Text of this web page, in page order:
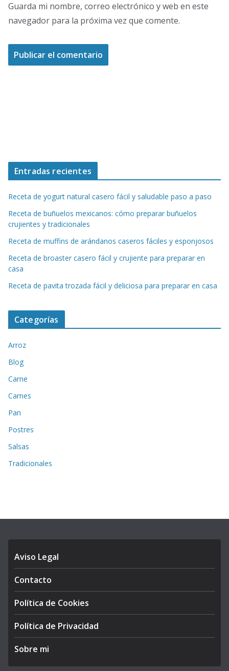
Guarda mi nombre, correo electrónico y web en este
navegador para la próxima vez que comente.
Entradas recientes
Receta de yogurt natural casero fácil y saludable paso a paso
Receta de buñuelos mexicanos: cómo preparar buñuelos
crujientes y tradicionales
Receta de muffins de arándanos caseros fáciles y esponjosos
Receta de broaster casero fácil y crujiente para preparar en
casa
Receta de pavita trozada fácil y deliciosa para preparar en casa
Categorías
Arroz
Blog
Carne
Carnes
Pan
Postres
Salsas
Tradicionales
Aviso Legal
Contacto
Política de Cookies
Política de Privacidad
Sobre mi